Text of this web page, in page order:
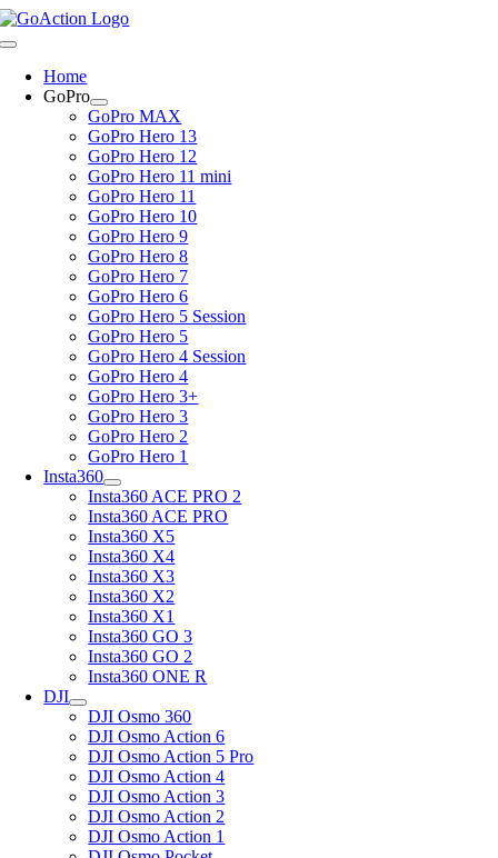
Skip
to
Toggle
NavigationHome
GoPro
GoPro MAX
GoPro Hero 13
GoPro Hero 12
GoPro Hero 11 mini
GoPro Hero 11
GoPro Hero 10
GoPro Hero 9
GoPro Hero 8
GoPro Hero 7
GoPro Hero 6
GoPro Hero 5 Session
GoPro Hero 5
GoPro Hero 4 Session
GoPro Hero 4
GoPro Hero 3+
GoPro Hero 3
GoPro Hero 2
GoPro Hero 1
Insta360
Insta360 ACE PRO 2
Insta360 ACE PRO
Insta360 X5
Insta360 X4
Insta360 X3
Insta360 X2
Insta360 X1
Insta360 GO 3
Insta360 GO 2
Insta360 ONE R
DJI
DJI Osmo 360
DJI Osmo Action 6
DJI Osmo Action 5 Pro
DJI Osmo Action 4
DJI Osmo Action 3
DJI Osmo Action 2
DJI Osmo Action 1